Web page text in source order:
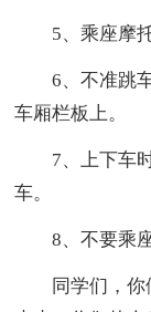
5、乘座摩
6、不准跳
车厢栏板上。
7、上下车
车。
8、不要乘
同学们，